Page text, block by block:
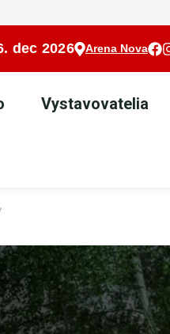
dec 2026 Arena Nova
Vystavovatelia